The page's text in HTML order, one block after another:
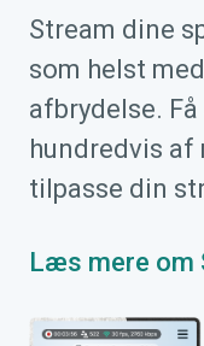
Stream dine
som helst
afbrydelse.
hundredvis af
tilpasse din
Læs mere om